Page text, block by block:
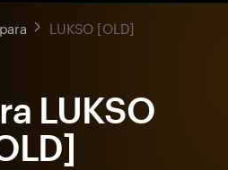
LUKSO [OLD]
LUKSO